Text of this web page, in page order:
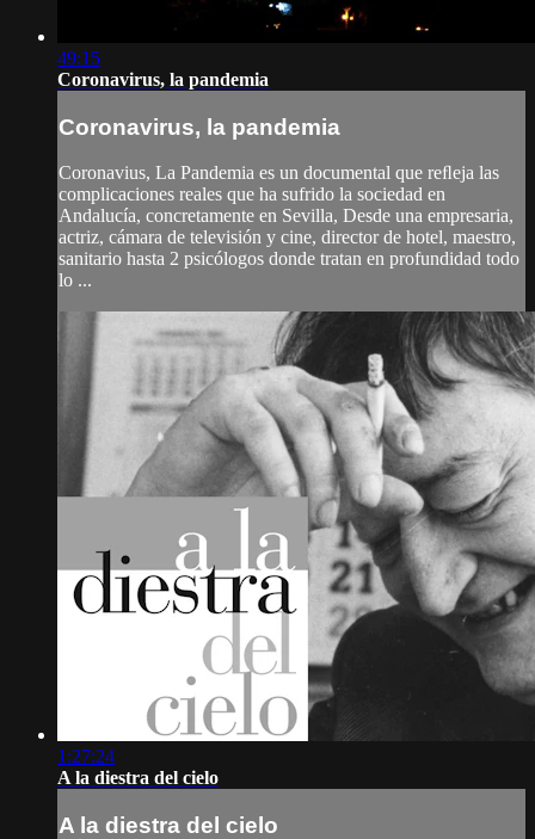
49:15
Coronavirus, la pandemia
Coronavirus, la pandemia
Coronavius, La Pandemia es un documental que reﬂeja las
complicaciones reales que ha sufrido la sociedad en
Andalucía, concretamente en Sevilla, Desde una empresaria,
actriz, cámara de televisión y cine, director de hotel, maestro,
sanitario hasta 2 psicólogos donde tratan en profundidad todo
lo ...
1:27:24
A la diestra del cielo
A la diestra del cielo